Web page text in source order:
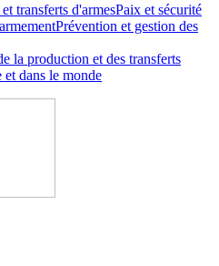
transferts d'armesPaix et sécurité
Prévention et gestion des
la production et des transferts
dans le monde